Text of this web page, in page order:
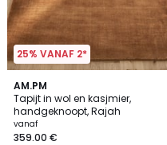
25% VANAF 2*
AM.PM
Tapijt in wol en kasjmier,
handgeknoopt, Rajah
vanaf
359.00 €
3.3
/ 5
4
Kleuren